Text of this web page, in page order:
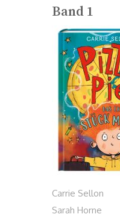
Band
Carrie Sellon
Sarah Horne